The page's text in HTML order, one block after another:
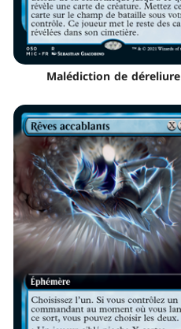
Malédiction de déreliure